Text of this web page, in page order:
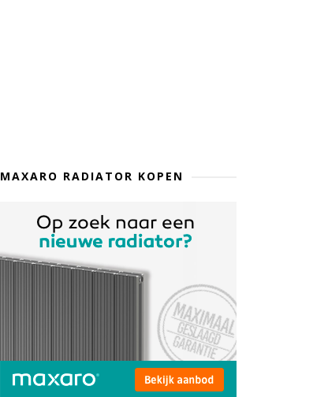
MAXARO RADIATOR KOPEN